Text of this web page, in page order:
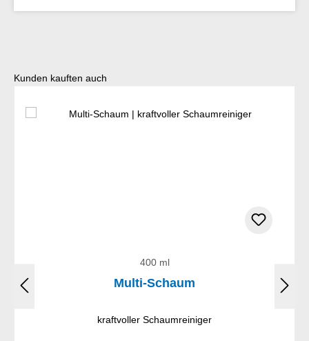
Produktgalerie überspringen
Kunden kauften auch
400 ml
Multi-Schaum
kraftvoller Schaumreiniger